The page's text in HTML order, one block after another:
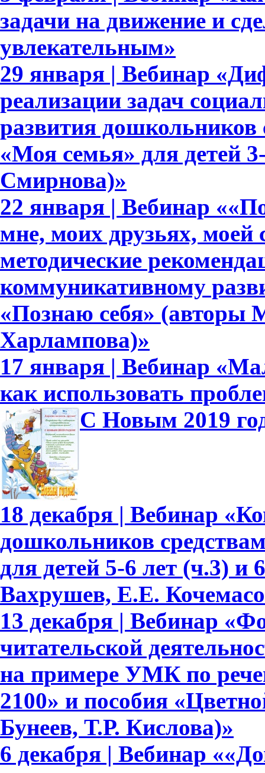
задачи на движение и
увлекательным»
29 января | Вебинар
реализации задач
развития
«Моя семья» для детей
Смирнова)»
22 января | Вебинар
мне, моих друзьях, моей
методические
коммуникативному
«Познаю себя» (авторы
Харлампова)»
17 января | Вебинар
как использовать
С Новым 2019
18 декабря | Вебинар
дошкольников
для детей 5-6 лет (ч.3)
Вахрушев, Е.Е.
13 декабря | Вебинар
читательской
на примере УМК по
2100» и пособия
Бунеев, Т.Р. Кислова)»
6 декабря | Вебинар